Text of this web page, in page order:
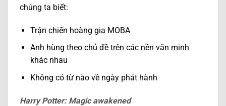
chúng ta biết:
Trận chiến hoàng gia MOBA
Anh hùng theo chủ đề trên các nền văn minh
khác nhau
Không có từ nào về ngày phát hành
Harry Potter: Magic awakened